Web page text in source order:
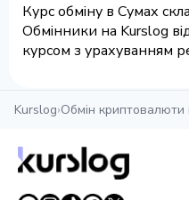
Курс обміну в Сумах
Обмінники на Kurslog
курсом з урахуванням
Kurslog›Обмін криптовалюти